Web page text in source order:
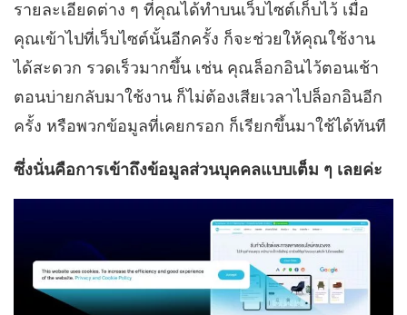
รายละเอียดต่าง ๆ ที่คุณได้ทำบนเว็บไซต์เก็บไว้ เมื่อ
คุณเข้าไปที่เว็บไซต์นั้นอีกครั้ง ก็จะช่วยให้คุณใช้งาน
ได้สะดวก รวดเร็วมากขึ้น เช่น คุณล็อกอินไว้ตอนเช้า
ตอนบ่ายกลับมาใช้งาน ก็ไม่ต้องเสียเวลาไปล็อกอินอีก
ครั้ง หรือพวกข้อมูลที่เคยกรอก ก็เรียกขึ้นมาใช้ได้ทันที
ซึ่งนั่นคือการเข้าถึงข้อมูลส่วนบุคคลแบบเต็ม ๆ เลยค่ะ